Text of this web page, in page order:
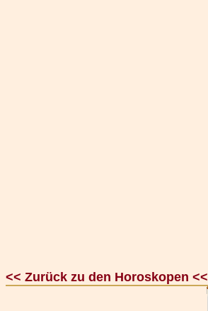
<< Zurück zu den Horoskopen <<